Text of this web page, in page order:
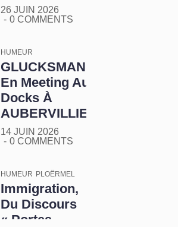
26 JUIN 2026
0 COMMENTS
HUMEUR
GLUCKSMANN
En Meeting Aux
Docks À
AUBERVILLIERS
14 JUIN 2026
0 COMMENTS
HUMEUR PLOËRMEL
Immigration,
Du Discours
« Portes